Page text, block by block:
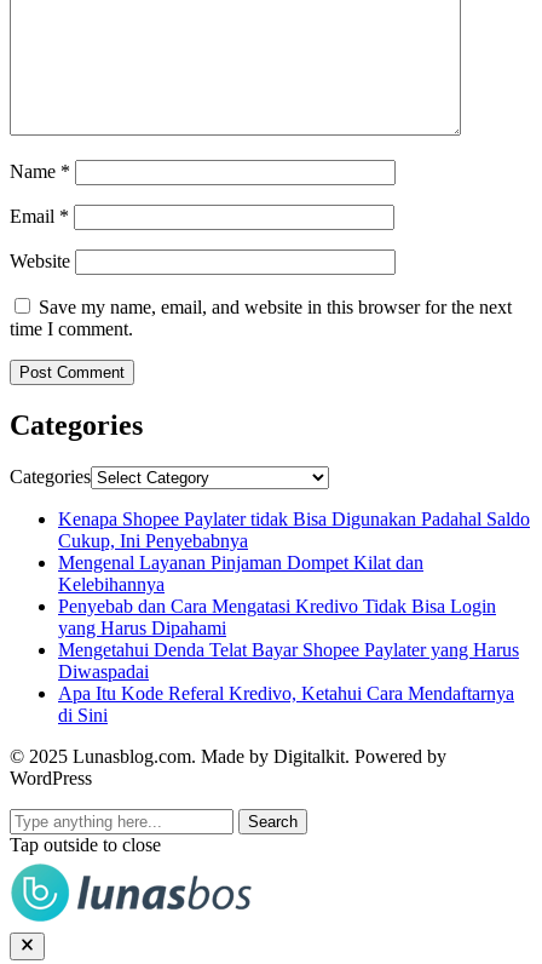
Name *
Email *
Website
Save my name, email, and website in this browser for the next
time I comment.
Categories
Categories
Kenapa Shopee Paylater tidak Bisa Digunakan Padahal Saldo
Cukup, Ini Penyebabnya
Mengenal Layanan Pinjaman Dompet Kilat dan
Kelebihannya
Penyebab dan Cara Mengatasi Kredivo Tidak Bisa Login
yang Harus Dipahami
Mengetahui Denda Telat Bayar Shopee Paylater yang Harus
Diwaspadai
Apa Itu Kode Referal Kredivo, Ketahui Cara Mendaftarnya
di Sini
© 2025 Lunasblog.com. Made by Digitalkit. Powered by
WordPress
Search
Tap outside to close